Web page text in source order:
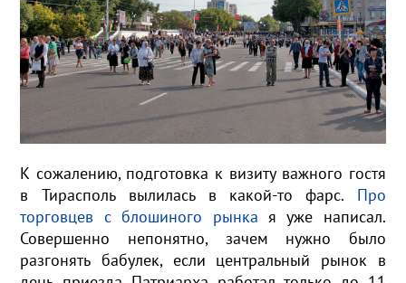
К сожалению, подготовка к визиту важного гостя
в Тирасполь вылилась в какой-то фарс. Про
торговцев с блошиного рынка я уже написал.
Совершенно непонятно, зачем нужно было
разгонять бабулек, если центральный рынок в